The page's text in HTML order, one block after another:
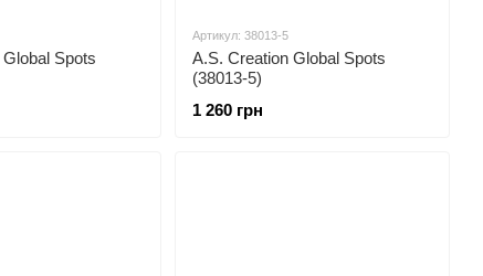
Spots
Артикул: 38013-5
A.S. Creation Global Spots
(38013-5)
1 260 грн